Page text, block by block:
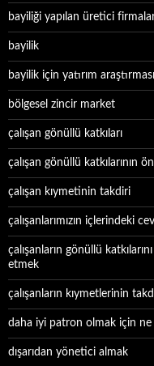
bayiliği yapılan üretici
bayilik
bayilik için yatırım araştırması
bölgesel zincir market
çalışan gönüllü katkıları
çalışan gönüllü katkılarının
çalışan kıymetinin takdiri
çalışanlarımızın içlerindeki
çalışanların gönüllü
etmek
çalışanların kıymetlerinin
daha iyi patron olmak için ne
dışarıdan yönetici almak